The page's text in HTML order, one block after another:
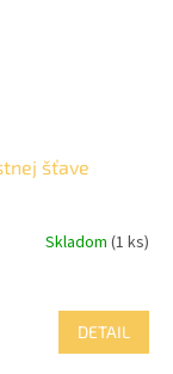
šťave
Skladom (1 ks)
DETAIL